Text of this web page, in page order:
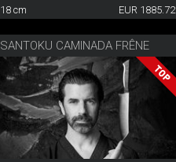
18 cm EUR 1885.72
SANTOKU CAMINADA FRÊNE